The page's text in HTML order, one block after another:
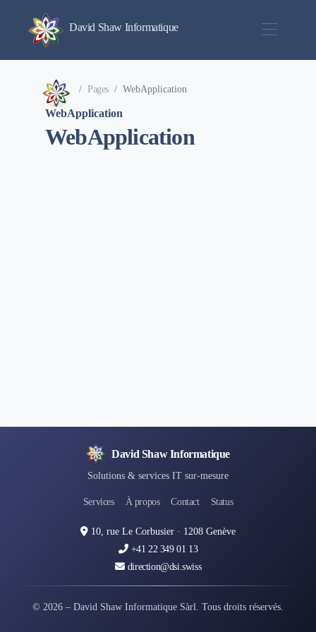
more
David Shaw Informatique
Pages WebApplication
WebApplication
WebApplication
David Shaw Informatique
Solutions & services IT sur-mesure
Services À propos Contact Status
10, rue Le Corbusier · 1208 Genève
+41 22 349 01 13
direction@dsi.swiss
© 2026 – David Shaw Informatique Sàrl. Tous droits réservés.